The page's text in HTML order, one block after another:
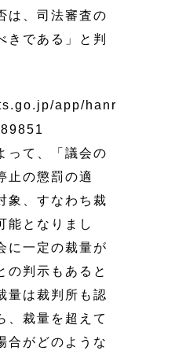
は、司法審査の
きである」と判
app/hanr
って、「議会の
止の懲罰の適
象、すなわち裁
能となりまし
に一定の裁量が
の判示もあると
量は裁判所も認
、裁量を超えて
合がどのような